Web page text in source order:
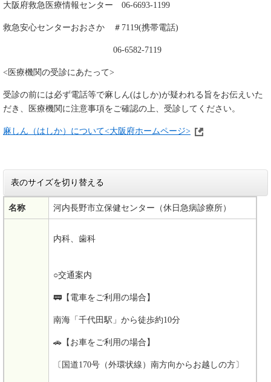
大阪府救急医療情報センター 06-6693-1199
救急安心センターおおさか ＃7119(携帯電話)
06-6582-7119
<医療機関の受診にあたって>
受診の前には必ず電話等で麻しん(はしか)が疑われる旨をお伝えいた
だき、医療機関に注意事項をご確認の上、受診してください。
麻しん（はしか）について<大阪府ホームページ>
表のサイズを切り替える
名称 河内長野市立保健センター（休日急病診療所）
内科、歯科
○交通案内
🚃【電車をご利用の場合】
南海「千代田駅」から徒歩約10分
🚗【お車をご利用の場合】
〔国道170号（外環状線）南方向からお越しの方〕